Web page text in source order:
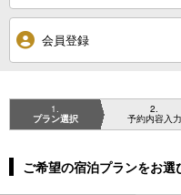
会員登録
1
プラン選択
2
予約内容入力
ご希望の宿泊プランをお選